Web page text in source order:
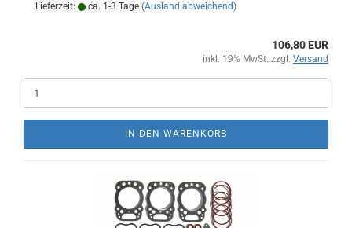
Lieferzeit:
ca. 1-3 Tage (Ausland abweichend)
106,80 EUR
inkl. 19% MwSt. zzgl. Versand
IN DEN WARENKORB